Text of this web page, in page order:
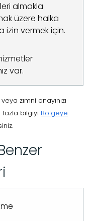
almakla
üzere halka
izin vermek için.
var.
zımni onayınızı
fazla bilgiyi Bölgeye